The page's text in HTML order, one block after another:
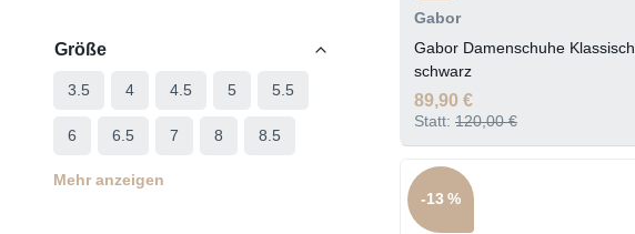
Größe
3.5 4 4.5 5 5.5
6 6.5 7 8 8.5
Mehr anzeigen
Gabor
Gabor Damenschuhe Klassisch
schwarz
89,90 €
Statt: 120,00 €
-13 %